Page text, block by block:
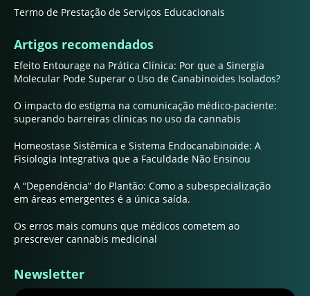
Termo de Prestação de Serviços Educacionais
Artigos recomendados
Efeito Entourage na Prática Clínica: Por que a Sinergia
Molecular Pode Superar o Uso de Canabinoides Isolados?
O impacto do estigma na comunicação médico-paciente:
superando barreiras clínicas no uso da cannabis
Homeostase Sistêmica e Sistema Endocanabinoide: A
Fisiologia Integrativa que a Faculdade Não Ensinou
A “Dependência” do Plantão: Como a subespecialização
em áreas emergentes é a única saída.
Os erros mais comuns que médicos cometem ao
prescrever cannabis medicinal
Newsletter